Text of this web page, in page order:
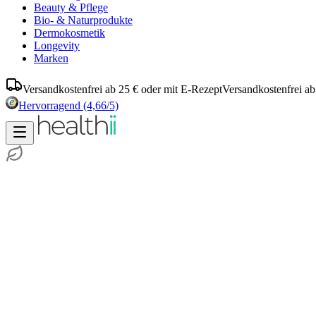
Beauty & Pflege
Bio- & Naturprodukte
Dermokosmetik
Longevity
Marken
Versandkostenfrei ab 25 € oder mit E-RezeptVersandkostenfrei
Hervorragend (4,66/5)